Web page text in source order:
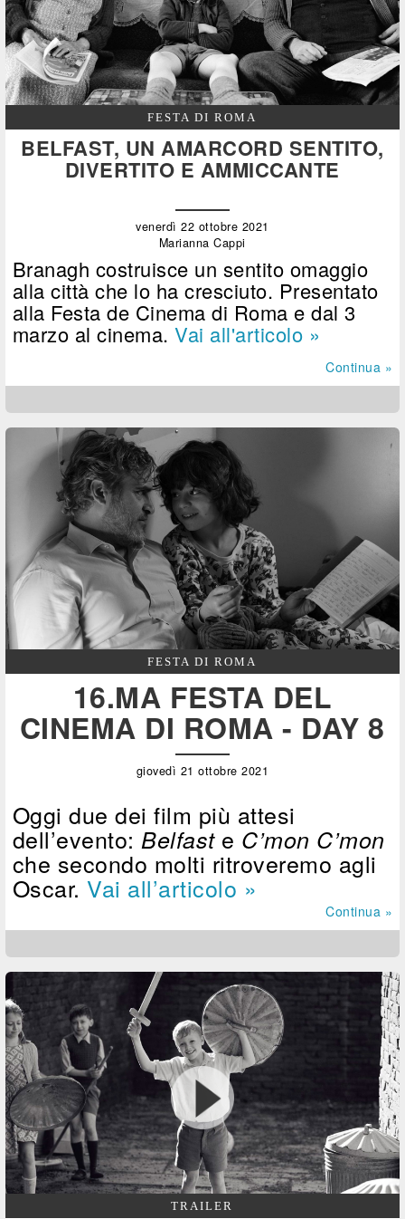
FESTA DI ROMA
BELFAST, UN AMARCORD SENTITO,
DIVERTITO E AMMICCANTE
venerdì 22 ottobre 2021
Marianna Cappi
Branagh costruisce un sentito omaggio
alla città che lo ha cresciuto. Presentato
alla Festa de Cinema di Roma e dal 3
marzo al cinema.Vai all'articolo »
Continua »
FESTA DI ROMA
16.MA FESTA DEL
CINEMA DI ROMA - DAY 8
giovedì 21 ottobre 2021
Oggi due dei film più attesi
dell’evento: Belfaste C’mon C’mon
che secondo molti ritroveremo agli
Oscar.Vai all’articolo »
Continua »
TRAILER